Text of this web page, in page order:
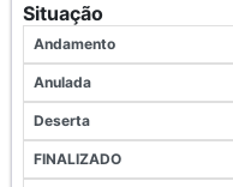
Situação
Andamento
Anulada
Deserta
FINALIZADO